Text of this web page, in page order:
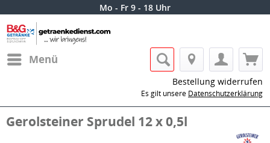
Mo - Fr 9 - 18 Uhr
Menü
Bestellung widerrufen
Es gilt unsere Datenschutzerklärung
Gerolsteiner Sprudel 12 x 0,5l